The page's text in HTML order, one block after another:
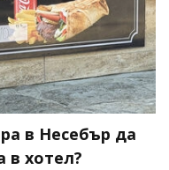
в Несебър да
в хотел?